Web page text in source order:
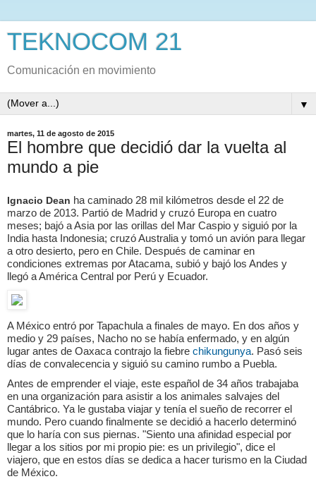
TEKNOCOM 21
Comunicación en movimiento
▼
martes, 11 de agosto de 2015
El hombre que decidió dar la vuelta al
mundo a pie
Ignacio Dean ha caminado 28 mil kilómetros desde el 22 de
marzo de 2013. Partió de Madrid y cruzó Europa en cuatro
meses; bajó a Asia por las orillas del Mar Caspio y siguió por la
India hasta Indonesia; cruzó Australia y tomó un avión para llegar
a otro desierto, pero en Chile. Después de caminar en
condiciones extremas por Atacama, subió y bajó los Andes y
llegó a América Central por Perú y Ecuador.
A México entró por Tapachula a finales de mayo. En dos años y
medio y 29 países, Nacho no se había enfermado, y en algún
lugar antes de Oaxaca contrajo la fiebre chikungunya. Pasó seis
días de convalecencia y siguió su camino rumbo a Puebla.
Antes de emprender el viaje, este español de 34 años trabajaba
en una organización para asistir a los animales salvajes del
Cantábrico. Ya le gustaba viajar y tenía el sueño de recorrer el
mundo. Pero cuando finalmente se decidió a hacerlo determinó
que lo haría con sus piernas. "Siento una afinidad especial por
llegar a los sitios por mi propio pie: es un privilegio", dice el
viajero, que en estos días se dedica a hacer turismo en la Ciudad
de México.